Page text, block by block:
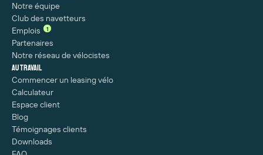
Notre équipe
Club des navetteurs
Emplois
1
Partenaires
Notre réseau de vélocistes
Au travail
Commencer un leasing vélo
Calculateur
Espace client
Blog
Témoignages clients
Downloads